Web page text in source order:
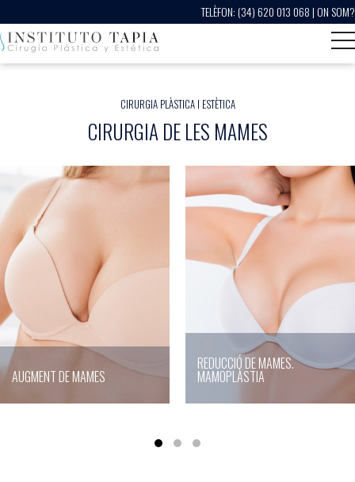
TELÈFON:(34) 620 013 068|ON SOM?
CIRURGIA PLÀSTICA I ESTÈTICA
CIRURGIA DE LES MAMES
AUGMENT DE MAMES
REDUCCIÓ DE MAMES.
MAMOPLÀSTIA